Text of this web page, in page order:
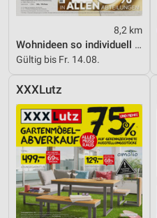
8,2 km
Wohnideen so individuell wie du!
Gültig bis Fr. 14.08.
XXXLutz
Funktional
Werbung